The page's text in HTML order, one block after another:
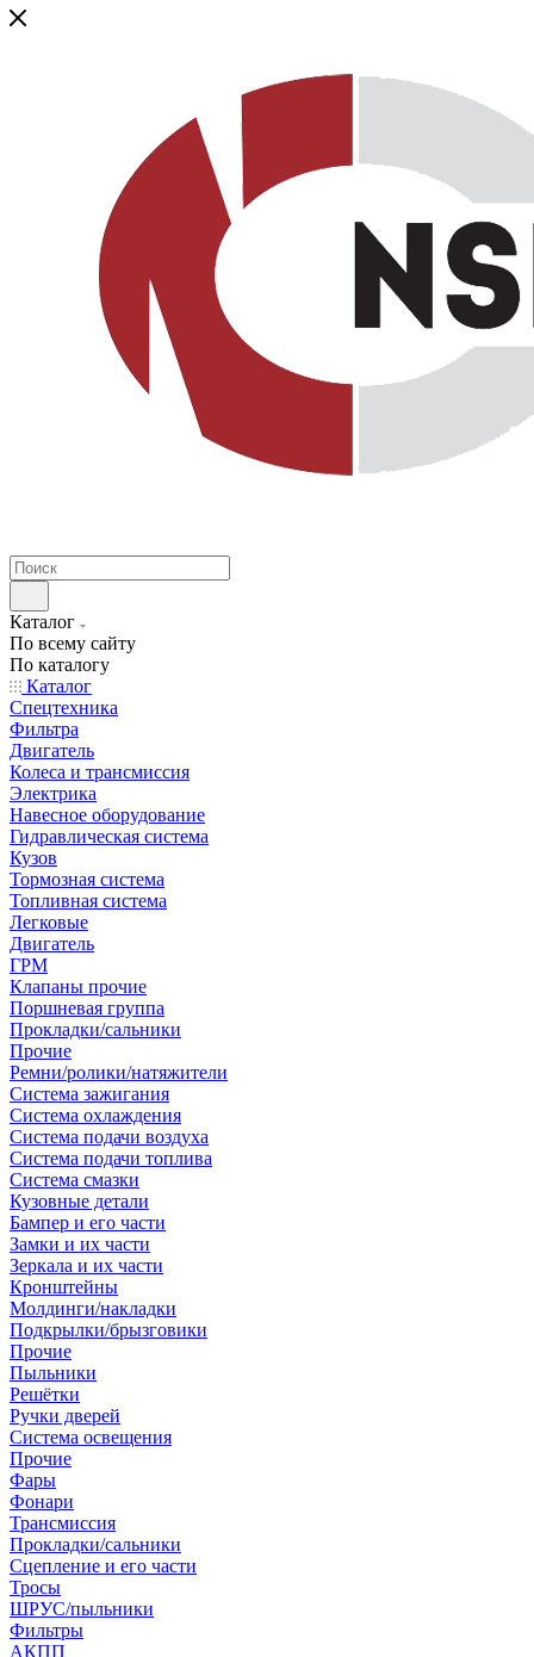
Каталог
По всему сайту
По каталогу
Каталог
Спецтехника
Фильтра
Двигатель
Колеса и трансмиссия
Электрика
Навесное оборудование
Гидравлическая система
Кузов
Тормозная система
Топливная система
Легковые
Двигатель
ГРМ
Клапаны прочие
Поршневая группа
Прокладки/сальники
Прочие
Ремни/ролики/натяжители
Система зажигания
Система охлаждения
Система подачи воздуха
Система подачи топлива
Система смазки
Кузовные детали
Бампер и его части
Замки и их части
Зеркала и их части
Кронштейны
Молдинги/накладки
Подкрылки/брызговики
Прочие
Пыльники
Решётки
Ручки дверей
Система освещения
Прочие
Фары
Фонари
Трансмиссия
Прокладки/сальники
Сцепление и его части
Тросы
ШРУС/пыльники
Фильтры
АКПП